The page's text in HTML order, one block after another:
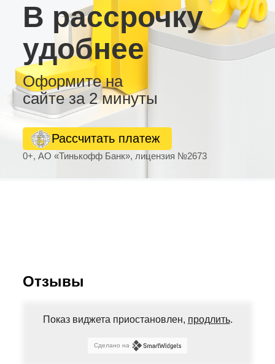
В рассрочку
удобнее
Оформите на
сайте за 2 минуты
0+, АО «Тинькофф Банк», лицензия №2673
Рассчитать платеж
Отзывы
Показ виджета приостановлен, продлить.
Сделано на